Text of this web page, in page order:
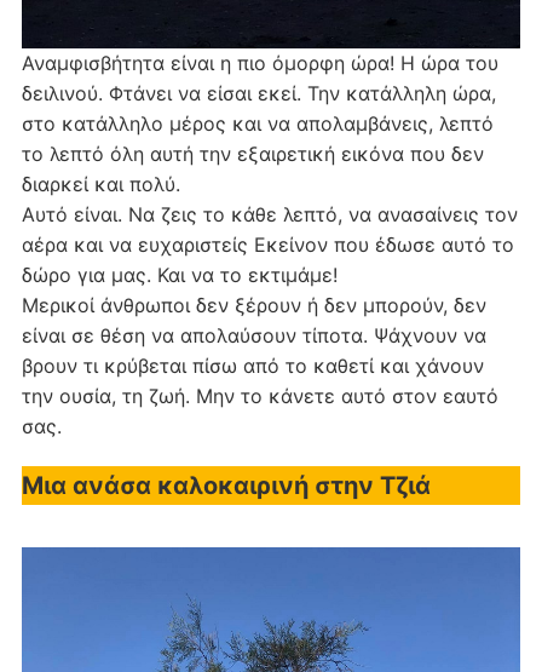
Αναμφισβήτητα είναι η πιο όμορφη ώρα! Η ώρα του
δειλινού. Φτάνει να είσαι εκεί. Την κατάλληλη ώρα,
στο κατάλληλο μέρος και να απολαμβάνεις, λεπτό
το λεπτό όλη αυτή την εξαιρετική εικόνα που δεν
διαρκεί και πολύ.
Αυτό είναι. Να ζεις το κάθε λεπτό, να ανασαίνεις τον
αέρα και να ευχαριστείς Εκείνον που έδωσε αυτό το
δώρο για μας. Και να το εκτιμάμε!
Μερικοί άνθρωποι δεν ξέρουν ή δεν μπορούν, δεν
είναι σε θέση να απολαύσουν τίποτα. Ψάχνουν να
βρουν τι κρύβεται πίσω από το καθετί και χάνουν
την ουσία, τη ζωή. Μην το κάνετε αυτό στον εαυτό
σας.
Μια ανάσα καλοκαιρινή στην Τζιά